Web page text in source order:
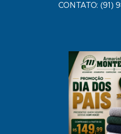
CONTATO: (91)